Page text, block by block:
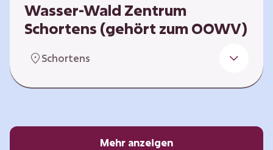
Wasser-Wald Zentrum
Schortens (gehört zum OOWV)
Bedeutung von Wasser und Wald für das
Ökosystem, Biodiversität und Artenschutz,
Schortens
Mehr anzeigen